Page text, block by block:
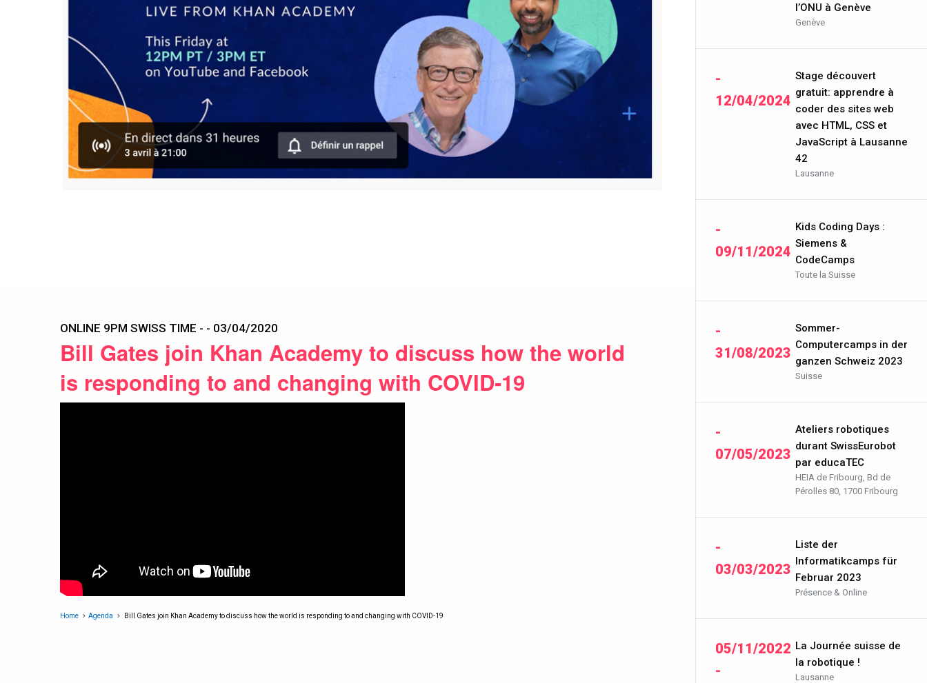
ONLINE 9PM SWISS TIME - - 03/04/2020
Bill Gates join Khan Academy to discuss how the world
is responding to and changing with COVID-19
Home Agenda Bill Gates join Khan Academy to discuss how the world is responding to and changing with COVID-19
l’ONU à Genève
Genève
-
12/04/2024
Stage découvert
gratuit: apprendre à
coder des sites web
avec HTML, CSS et
JavaScript à Lausanne
42
Lausanne
-
09/11/2024
Kids Coding Days :
Siemens &
CodeCamps
Toute la Suisse
-
31/08/2023
Sommer-
Computercamps in der
ganzen Schweiz 2023
Suisse
-
07/05/2023
Ateliers robotiques
durant SwissEurobot
par educaTEC
HEIA de Fribourg, Bd de
Pérolles 80, 1700 Fribourg
-
03/03/2023
Liste der
Informatikcamps für
Februar 2023
Présence & Online
05/11/2022
-
La Journée suisse de
la robotique !
Lausanne